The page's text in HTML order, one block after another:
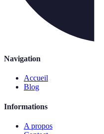
Navigation
Accueil
Blog
Informations
A propos